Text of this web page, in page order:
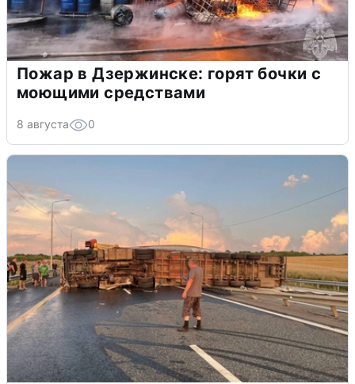
Пожар в Дзержинске: горят бочки с
моющими средствами
8 августа 0